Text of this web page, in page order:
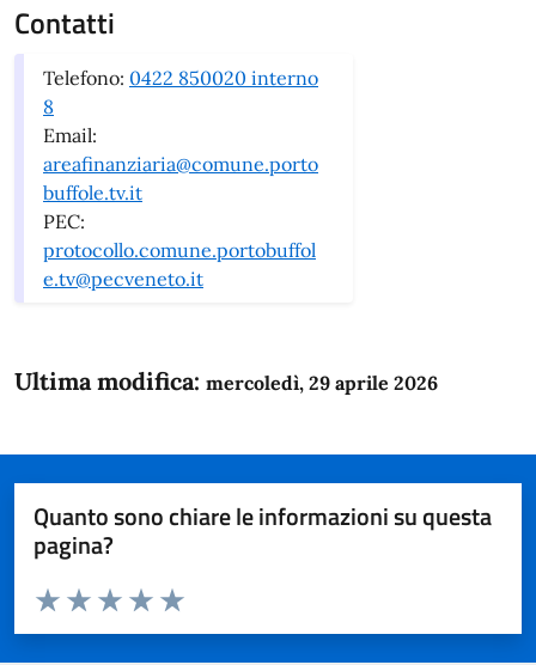
Contatti
Telefono: 0422 850020 interno
8
Email:
areafinanziaria@comune.porto
buffole.tv.it
PEC:
protocollo.comune.portobuffol
e.tv@pecveneto.it
Ultima modifica: mercoledì, 29 aprile 2026
Quanto sono chiare le informazioni su questa
pagina?
Domanda
Valuta da 1 a 5 stelle la pagina
Valuta 5 stelle su 5
Valuta 4 stelle su 5
Valuta 3 stelle su 5
Valuta 2 stelle su 5
Valuta 1 stelle su 5